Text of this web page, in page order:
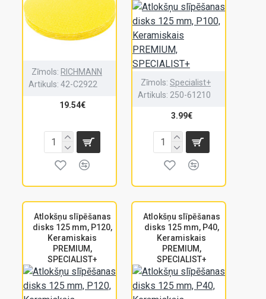
Zīmols: RICHMANN
Artikuls: 42-C2922
19.54€
Zīmols: Specialist+
Artikuls: 250-61210
3.99€
Atlokšņu slīpēšanas
disks 125 mm, P120,
Keramiskais
PREMIUM,
SPECIALIST+
Atlokšņu slīpēšanas
disks 125 mm, P40,
Keramiskais
PREMIUM,
SPECIALIST+